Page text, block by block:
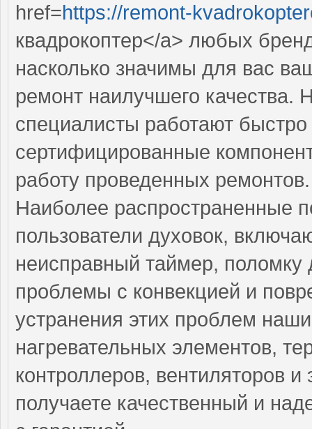
href=https://remont-
квадрокоптер</a> любых
насколько значимы для вас
ремонт наилучшего
специалисты работают быстро
сертифицированные
работу проведенных ремонтов.
Наиболее распространенные
пользователи духовок,
неисправный таймер, поломку
проблемы с конвекцией и
устранения этих проблем
нагревательных элементов,
контроллеров, вентиляторов
получаете качественный и